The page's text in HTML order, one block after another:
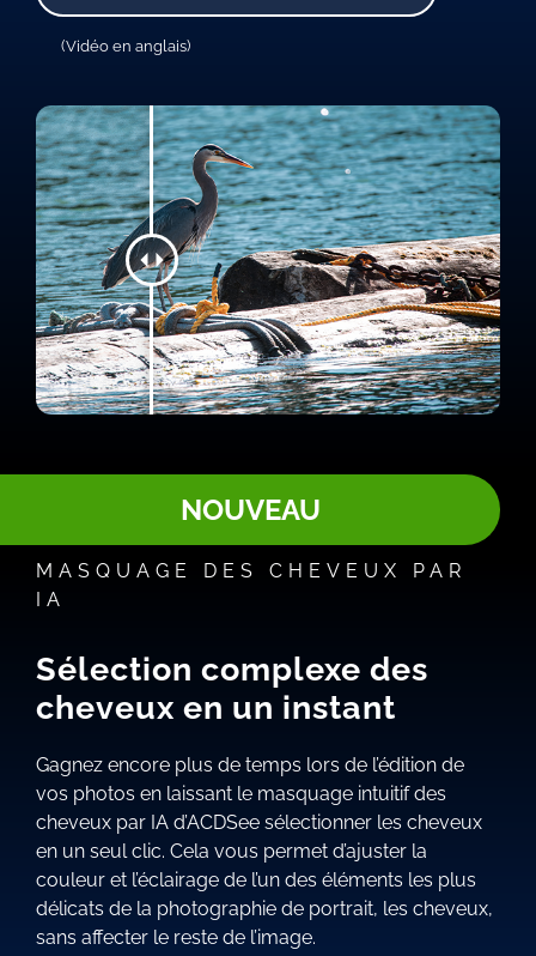
(Vidéo en anglais)
NOUVEAU
MASQUAGE DES CHEVEUX PAR
IA
Sélection complexe des
cheveux en un instant
Gagnez encore plus de temps lors de l’édition de
vos photos en laissant le masquage intuitif des
cheveux par IA d’ACDSee sélectionner les cheveux
en un seul clic. Cela vous permet d’ajuster la
couleur et l’éclairage de l’un des éléments les plus
délicats de la photographie de portrait, les cheveux,
sans affecter le reste de l’image.